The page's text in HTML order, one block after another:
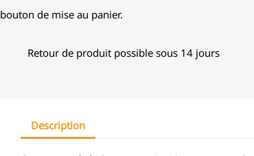
bouton de mise au panier.
Retour de produit possible sous 14 jours
Description